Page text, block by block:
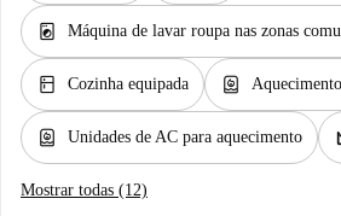
local_laundry_service Máquina de lavar roupa nas zonas
kitchen Cozinha equipada water_heater
water_heater Unidades de AC para aquecimento
Mostrar todas (12)